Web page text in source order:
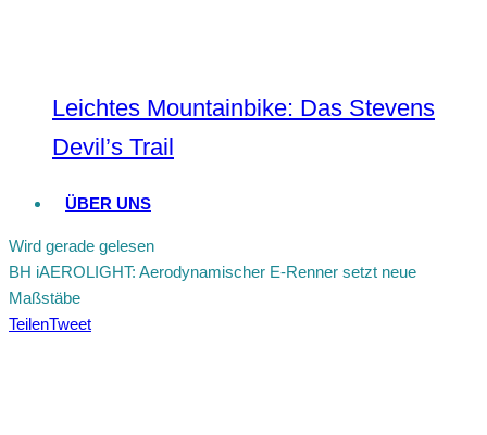
Leichtes Mountainbike: Das Stevens
Devil’s Trail
ÜBER UNS
Wird gerade gelesen
BH iAEROLIGHT: Aerodynamischer E-Renner setzt neue
Maßstäbe
TeilenTweet